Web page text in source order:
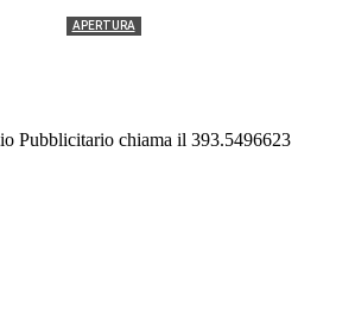
APERTURA
Pubblicitario chiama il 393.5496623